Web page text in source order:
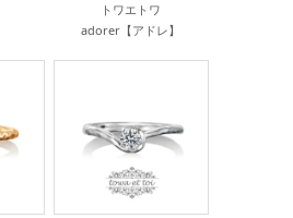
トワエトワ
adorer【アドレ】